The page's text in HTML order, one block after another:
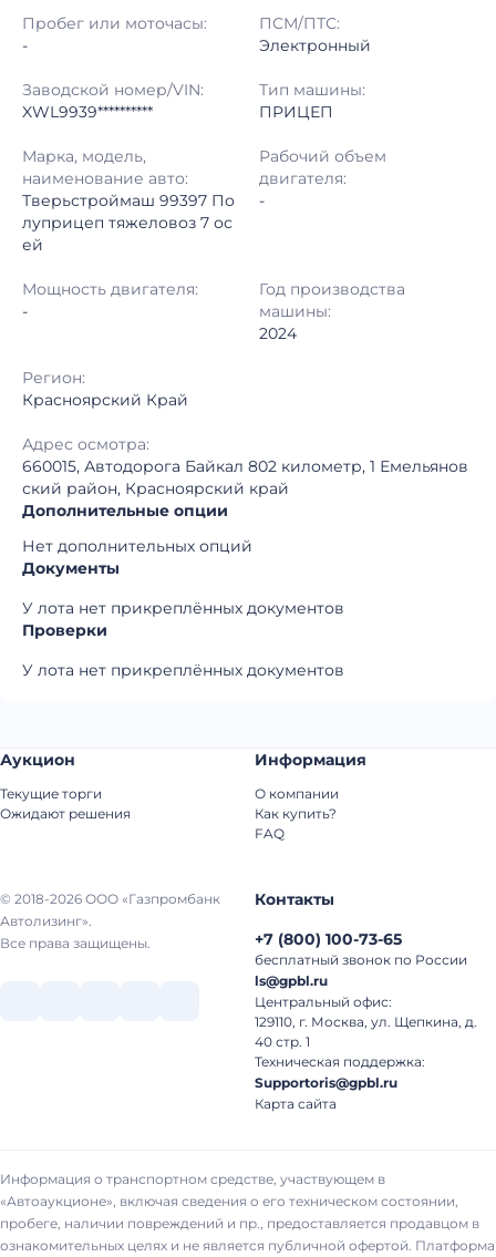
10.08.2026, 14:36 МСК
Тип аукциона: Открытые торги
Шаг торгов: 50 000 ₽
Кол-во ставок:
Пробег или моточасы:
-
ПСМ/ПТС:
Электронный
Заводской номер/VIN:
XWL9939**********
Тип машины:
ПРИЦЕП
Марка, модель,
наименование авто:
Тверьстроймаш 99397 По
луприцеп тяжеловоз 7 ос
ей
Рабочий объем
двигателя:
-
Мощность двигателя:
-
Год производства
машины:
2024
Регион:
Красноярский Край
Адрес осмотра:
660015, Автодорога Байкал 802 километр, 1 ​Емельянов
ский район, Красноярский край​
Дополнительные опции
Нет дополнительных опций
Документы
У лота нет прикреплённых документов
Проверки
У лота нет прикреплённых документов
© 2018-2026 ООО «Газпромбанк
Автолизинг».
Все права защищены.
Аукцион
Текущие торги
Ожидают решения
Информация
О компании
Как купить?
FAQ
Контакты
+7 (800) 100-73-65
бесплатный звонок по России
ls@gpbl.ru
Центральный офис:
129110, г. Москва, ул. Щепкина, д.
40 стр. 1
Техническая поддержка:
Supportoris@gpbl.ru
Карта сайта
Информация о транспортном средстве, участвующем в
«Автоаукционе», включая сведения о его техническом состоянии,
пробеге, наличии повреждений и пр., предоставляется продавцом в
ознакомительных целях и не является публичной офертой. Платформа